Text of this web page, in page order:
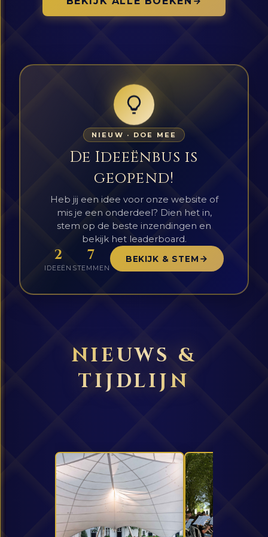
NIEUW · DOE MEE
De Ideeënbus is
geopend!
Heb jij een idee voor onze website of
mis je een onderdeel? Dien het in,
stem op de beste inzendingen en
bekijk het leaderboard.
2
IDEEËN
7
STEMMEN
BEKIJK & STEM
NIEUWS &
TIJDLIJN